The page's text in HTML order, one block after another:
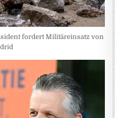
fordert Militäreinsatz von